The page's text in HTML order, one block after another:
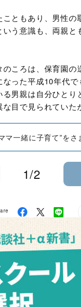
ともあり、男性の
いう意識も、両親
ころは、保育園
なった平成10年代
男親は自分ひと
目で見られていた
マ一緒に子育て”をさ
1/2